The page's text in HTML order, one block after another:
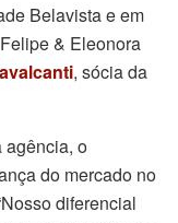
Belavista e em
& Eleonora
, sócia da
agência, o
do mercado no
diferencial